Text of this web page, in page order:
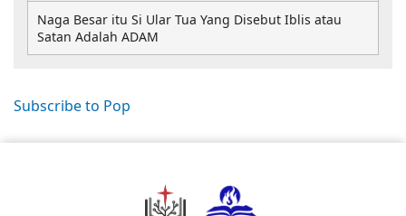
Subscribe to Pop
Naga Besar itu Si Ular Tua Yang Disebut Iblis atau
Satan Adalah ADAM